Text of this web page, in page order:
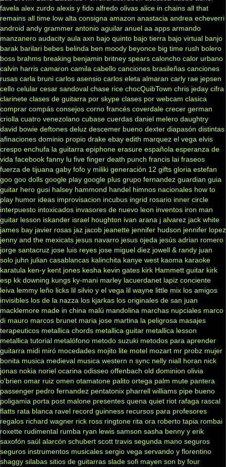
favela alex zurdo alexis y fido alfredo olivas alice in chains all that
remains all time low alta consigna amazon anastacia andrea echeverri
android andy grammer antonio aguilar anuel aa apps armando
manzanero audacity aula axn bajo quinto bajo tierra bajo virtual banjo
barak barilari bebes belinda ben moody beyonce big time rush bolero
boss brahms breaking benjamin britney spears caloncho calor urbano
calvin harris camaron camila cabello canciones brasileñas canciones
rusas carla bruni carlos asensio carlos eleta almaran carly rae jepsen
cello celular cesar sandoval chase rice chocQuibTown chris jeday cifra
clarinete clases de guitarra por skype clases por webcam clasica
comprar compás consejos corno francés coverdale crecer german
criolla cuatro venezolano cubase cuerdas daniel melero daughtry
david bowie deftones deluz descemer bueno dexter diapasón distintas
afinaciones dominio propio drake ebay edith marquez el vega elvis
crespo enchufa la guitarra epiphone erasure española esperanza de
vida facebook fanny lu five finger death punch francis lai fraseos
fuerza de tijuana gaby fofo y miliki generación 12 gifts gloria estefan
goo goo dolls google play google plus grupo fernandez guardian guia
guitar hero gusi halsey hammond handel himnos nacionales how to
play humor ideas improvisacion incubus ingrid rosario inner circle
interpuesto intoxicados invasores de nuevo leon inventos iron man
guitar lesson iskander israel houghton ivan arana j alvarez jack white
james bay javier rosas jaz jacob jeanette jennifer hudson jennifer lopez
jenny and the mexicats jesus navarro jesus ojeda jesús adrian romero
jorge santacruz jose luis reyes jose miguel diez jowell & randy juan
solo juhn julian casablancas kalinchita kanye west kaoma karaoke
karatula ken-y kent jones kesha kevin gates kirk Hammett guitar kirk
esp kk downing kungs ky-mani marley lacuerdanet lapiz conciente
leiva lemmy leño licks lil silvio y el vega lil wayne little mix los amigos
invisibles los de la nazza los kjarkas los originales de san juan
macklemore made in china malú mandolina marchas nupciales marco
di mauro marcos brunet maria jose martina la peligrosa masajes
terapeuticos metallica chords metallica guitar metallica lesson
metallica tutorial metalófono metodo suzuki metodos para aprender
guitarra midi miró mocedades mojito lite motel mozart mr probz mujer
bonita musica medieval musica western n sync nelly niall horan nick
jonas nokia noriel ocarina odisseo offenbach old dominion olivia
o'brien omar ruiz omen otamatone palito ortega palm mute pantera
passenger pedro fernandez pentatonix pharrell williams pipe bueno
poligamia porta post malone presentes quena quiet riot rafaga rascal
flatts rata blanca ravel record guinness recursos para profesores
regalos richard wagner rick ross ringtone rita ora roberto tapia rombai
roxette rudimental rumba ryan lewis samson sasha benny y erik
saxofón saúl alarcón schubert scott travis segunda mano seguros
seguros instrumentos musicales sergio vega servando y florentino
shaggy silabas sitios de guitarras slade sofi mayen son by four